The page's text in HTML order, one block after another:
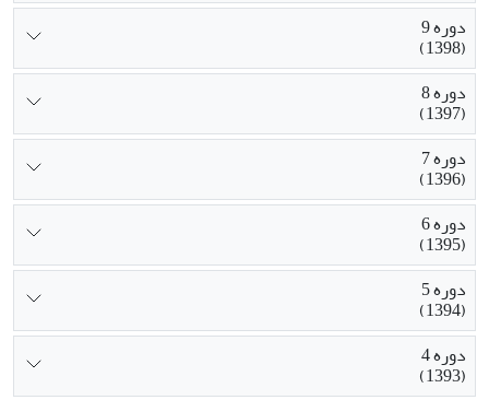
دوره 9
(1398)
دوره 8
(1397)
دوره 7
(1396)
دوره 6
(1395)
دوره 5
(1394)
دوره 4
(1393)